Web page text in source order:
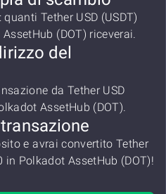
Tether USD (USDT)
(DOT) riceverai.
del
da Tether USD
AssetHub (DOT).
e avrai convertito Tether
in Polkadot AssetHub (DOT)!